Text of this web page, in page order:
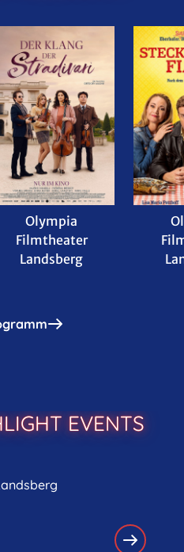
Olympia
Filmtheater
Landsberg
EVENTS